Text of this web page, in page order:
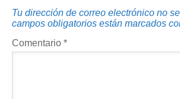
Tu dirección de correo electrónico no
campos obligatorios están marcados
Comentario *